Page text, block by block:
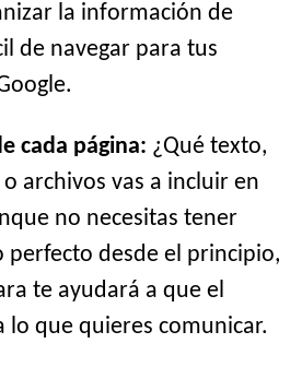
la información de
de navegar para tus
cada página: ¿Qué texto,
archivos vas a incluir en
no necesitas tener
desde el principio,
te ayudará a que el
lo que quieres comunicar.